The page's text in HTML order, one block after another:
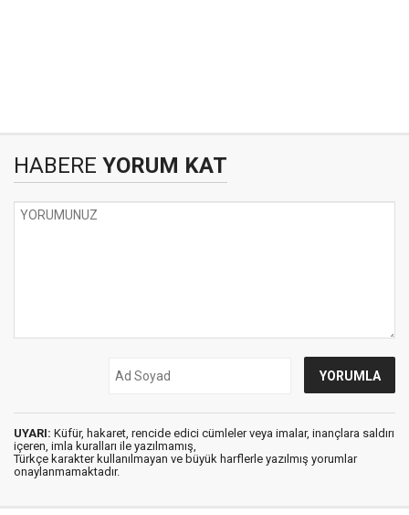
HABERE YORUM KAT
UYARI: Küfür, hakaret, rencide edici cümleler veya imalar, inançlara saldırı
içeren, imla kuralları ile yazılmamış,
Türkçe karakter kullanılmayan ve büyük harflerle yazılmış yorumlar
onaylanmamaktadır.